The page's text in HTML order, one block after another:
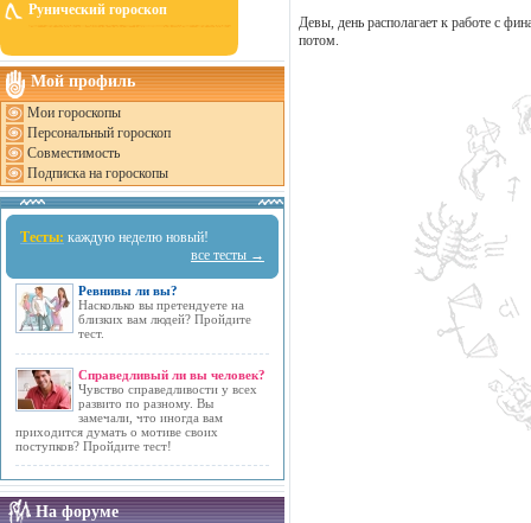
Рунический гороскоп
Мой профиль
Мои гороскопы
Персональный гороскоп
Совместимость
Подписка на гороскопы
Тесты: каждую неделю новый!
все тесты →
Ревнивы ли вы?
Насколько вы претендуете на
близких вам людей? Пройдите
тест.
Справедливый ли вы человек?
Чувство справедливости у всех
развито по разному. Вы
замечали, что иногда вам
приходится думать о мотиве своих
поступков? Пройдите тест!
На форуме
Девы, день располагает к работе с
потом.